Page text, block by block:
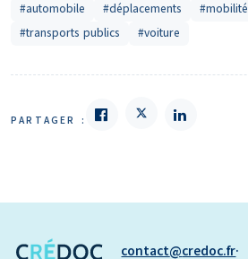
#automobile #déplacements #mobilité
#transports publics
#voiture
PARTAGER :
contact credoc.fr·